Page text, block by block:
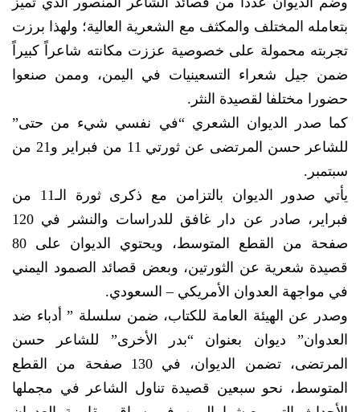
بتعامله المختلف والمكثف مع الشعرية العالية؛ ولهذا برزت
تجربته محمولة على خصوصية عززت مكانته شاعراً كبيراً
ضمن جيل شعراء التسعينيات في اليمن، وممن صنعوا
حضورا مختلفا لقصيدة النثر.
كما صدر الديوان الشعري “في نفسي شيء من حتى”
للشاعر حسن المرتضى عن ثورتي 11 من فبراير و21 من
سبتمبر.
يأتي صدور الديوان بالتزامن مع ذكرى ثورة الـ11 من
فبراير، صادر عن دار غافق للدراسات والنشر في 120
صفحة من القطع المتوسط، ويحتوي الديوان على 80
قصيدة شعرية عن الثورتين، وبعض قصائد الصمود اليمني
في مواجهة العدوان الأمريكي – السعودي.
وصدر عن الهيئة العامة للكتاب، ضمن سلسلة ” أدباء ضد
العدوان” ديوان بعنوان “بدر الأخرى” للشاعر حسن
المرتضى، تضمن الديوان، في 130 صفحة من القطع
المتوسط، نحو سبعين قصيدة تناول الشاعر في مجملها